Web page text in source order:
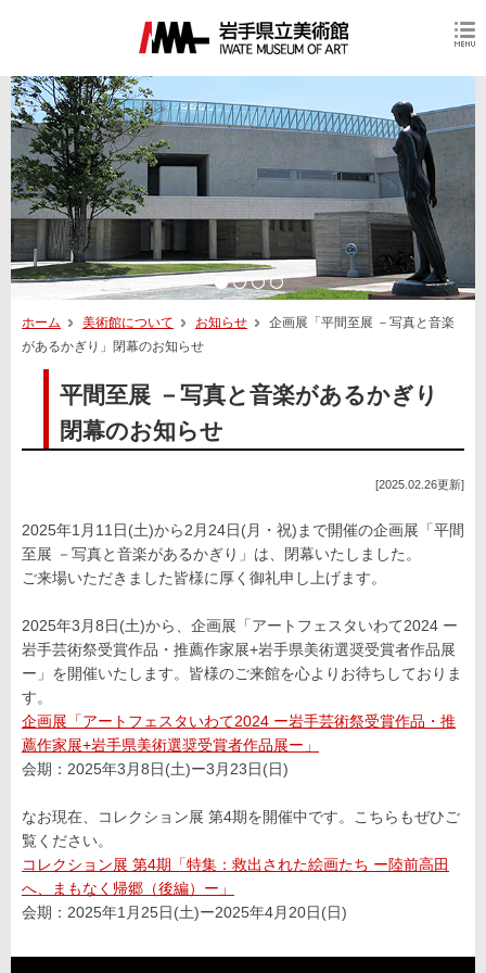
ホーム 美術館について お知らせ
企画展「平間至展 －写真と音楽
があるかぎり」閉幕のお知らせ
平間至展 －写真と音楽があるかぎり
閉幕のお知らせ
[2025.02.26更新]
2025年1月11日(土)から2月24日(月・祝)まで開催の企画展「平間
至展 －写真と音楽があるかぎり」は、閉幕いたしました。
ご来場いただきました皆様に厚く御礼申し上げます。
2025年3月8日(土)から、企画展「アートフェスタいわて2024 ー
岩手芸術祭受賞作品・推薦作家展+岩手県美術選奨受賞者作品展
ー」を開催いたします。皆様のご来館を心よりお待ちしておりま
す。
企画展「アートフェスタいわて2024 ー岩手芸術祭受賞作品・推
薦作家展+岩手県美術選奨受賞者作品展ー」
会期：2025年3月8日(土)ー3月23日(日)
なお現在、コレクション展 第4期を開催中です。こちらもぜひご
覧ください。
コレクション展 第4期「特集：救出された絵画たち ー陸前高田
へ、まもなく帰郷（後編）ー」
会期：2025年1月25日(土)ー2025年4月20日(日)